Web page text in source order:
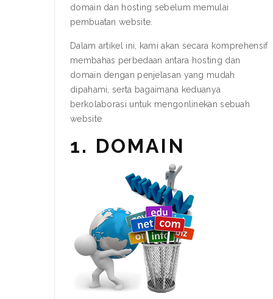
domain dan hosting sebelum memulai
pembuatan website.
Dalam artikel ini, kami akan secara komprehensif
membahas perbedaan antara hosting dan
domain dengan penjelasan yang mudah
dipahami, serta bagaimana keduanya
berkolaborasi untuk mengonlinekan sebuah
website.
1. DOMAIN